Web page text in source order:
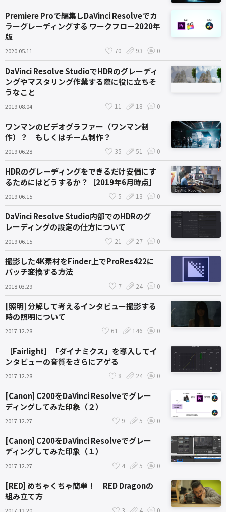
Premiere Proで編集しDaVinci Resolveでカ
ラーグレーディングする ワークフロー2020年
版
2020.05.11 70 93 0
DaVinci Resolve StudioでHDRのグレーディ
ングやマスタリング作業する際に役に立ちそ
うなこと
2019.08.04 11 18 0
ワンマンのビデオグラファー（ワンマン制
作）？ もしくはチーム制作？
2019.06.28 35 51 0
HDRのグレーディングをできるだけ安価にす
るためにはどうするか？［2019年6月時点］
2019.06.15 5 13 0
DaVinci Resolve Studio内部でのHDRのグ
レーディングの設定の仕方について
2019.06.15 21 27 0
撮影した4K素材をFinder上でProRes422に
バッチ変換する方法
2018.03.29 7 24 0
[照明] 分解して考えるインタビュー撮影する
時の照明について
2017.12.28 61 146 0
［Fairlight］「ダイナミクス」を導入してイ
ンタビューの音質をさらにアゲる
2017.12.28 8 24 0
[Canon] C200をDaVinci Resolveでグレー
ディングしてみた印象（２）
2017.12.27 9 5 0
[Canon] C200をDaVinci Resolveでグレー
ディングしてみた印象（１）
2017.12.27 4 5 0
[RED] めちゃくちゃ簡単！ RED Dragonの
組み立て方
2017.12.20 3 4 0